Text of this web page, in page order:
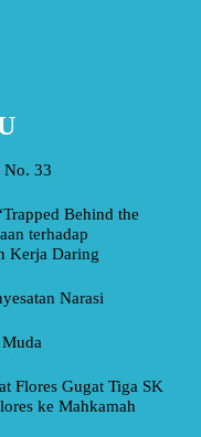
No. 33
Behind the
terhadap
Kerja Daring
Narasi
Flores Gugat Tiga SK
ke Mahkamah